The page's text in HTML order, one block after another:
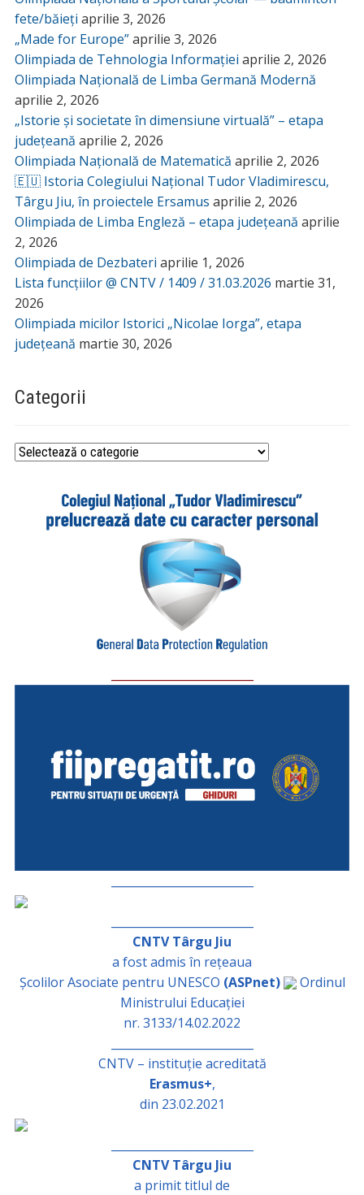
fete/băieți aprilie 3, 2026
„Made for Europe”aprilie 3, 2026
Olimpiada de Tehnologia Informației aprilie 2, 2026
Olimpiada Națională de Limba Germană Modernă
aprilie 2, 2026
„Istorie și societate în dimensiune virtuală” – etapa
județeană aprilie 2, 2026
Olimpiada Națională de Matematică aprilie 2, 2026
🇪🇺 Istoria Colegiului Național Tudor Vladimirescu,
Târgu Jiu, în proiectele Ersamus aprilie 2, 2026
Olimpiada de Limba Engleză – etapa județeană aprilie
2, 2026
Olimpiada de Dezbateri aprilie 1, 2026
Lista funcțiilor @ CNTV / 1409 / 31.03.2026 martie 31,
2026
Olimpiada micilor Istorici „Nicolae Iorga”, etapa
județeană martie 30, 2026
Categorii
Categorii
CNTV Târgu Jiu
a fost admis în rețeaua
Școlilor Asociate pentru UNESCO (ASPnet)
Ordinul
Ministrului Educației
nr. 3133/14.02.2022
CNTV – instituție acreditată
Erasmus+,
din 23.02.2021
CNTV Târgu Jiu
a primit titlul de